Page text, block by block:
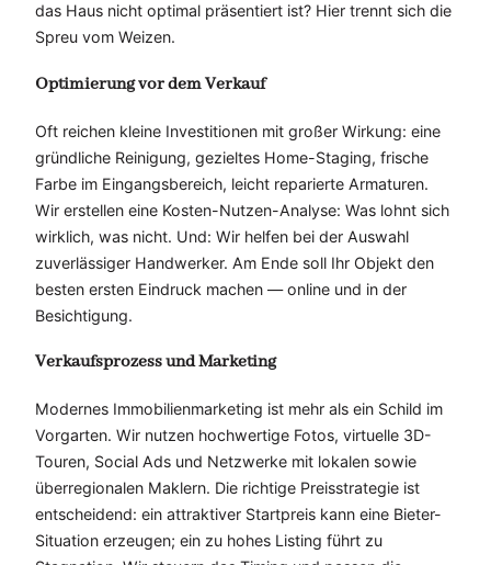
das Haus nicht optimal präsentiert ist? Hier trennt sich die
Spreu vom Weizen.
Optimierung vor dem Verkauf
Oft reichen kleine Investitionen mit großer Wirkung: eine
gründliche Reinigung, gezieltes Home-Staging, frische
Farbe im Eingangsbereich, leicht reparierte Armaturen.
Wir erstellen eine Kosten-Nutzen-Analyse: Was lohnt sich
wirklich, was nicht. Und: Wir helfen bei der Auswahl
zuverlässiger Handwerker. Am Ende soll Ihr Objekt den
besten ersten Eindruck machen — online und in der
Besichtigung.
Verkaufsprozess und Marketing
Modernes Immobilienmarketing ist mehr als ein Schild im
Vorgarten. Wir nutzen hochwertige Fotos, virtuelle 3D-
Touren, Social Ads und Netzwerke mit lokalen sowie
überregionalen Maklern. Die richtige Preisstrategie ist
entscheidend: ein attraktiver Startpreis kann eine Bieter-
Situation erzeugen; ein zu hohes Listing führt zu